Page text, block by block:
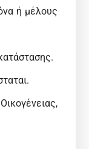
ή μέλους